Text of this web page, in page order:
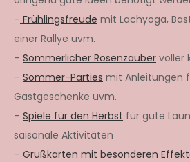
– Frühlingsfreude mit Lachyoga,
einer Rallye uvm.
– Sommerlicher Rosenzauber voller
– Sommer-Parties mit Anleitungen
Gastgeschenke uvm.
– Spiele für den Herbst für gute
saisonale Aktivitäten
– Grußkarten mit besonderen